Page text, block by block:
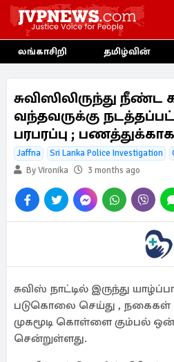
லங்காசிறி தமிழ்வின்
சுவிஸிலிருந்து நீண்ட
வந்தவருக்கு
பரபரப்பு ;
Jaffna Sri Lanka Police Investigation
By Vironika
3 months ago
சுவிஸ் நாட்டில் இருந்து
படுகொலை செய்து ,
முகமூடி கொள்ளை கும்பல்
சென்றுள்ளது.